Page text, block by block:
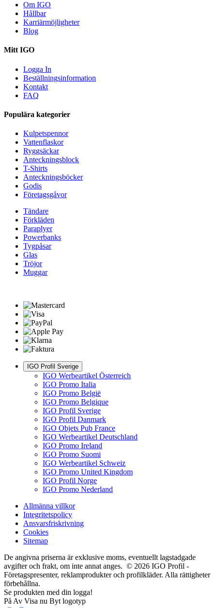
Om IGO
Hållbar
Karriärmöjligheter
Blog
Mitt IGO
Logga In
Beställningsinformation
Kontakt
FAQ
Populära kategorier
Kulpetspennor
Vattenflaskor
Ryggsäckar
Anteckningsblock
T-Shirts
Anteckningsböcker
Godis
Företagsgåvor
Tändare
Förkläden
Paraplyer
Powerbanks
Tygpåsar
Glas
Tröjor
Muggar
IGO Profil Sverige
IGO Werbeartikel Österreich
IGO Promo Italia
IGO Promo België
IGO Promo Belgique
IGO Profil Sverige
IGO Profil Danmark
IGO Objets Pub France
IGO Werbeartikel Deutschland
IGO Promo Ireland
IGO Promo Suomi
IGO Werbeartikel Schweiz
IGO Promo United Kingdom
IGO Profil Norge
IGO Promo Nederland
Allmänna villkor
Integritetspolicy
Ansvarsfriskrivning
Cookies
Sitemap
De angivna priserna är exklusive moms, eventuellt lagstadgade
avgifter och frakt, om inte annat anges. © 2026 IGO Profil -
Företagspresenter, reklamprodukter och profilkläder. Alla rättigheter
förbehållna.
Se produkten med din logga!
På Av Visa nu Byt logotyp